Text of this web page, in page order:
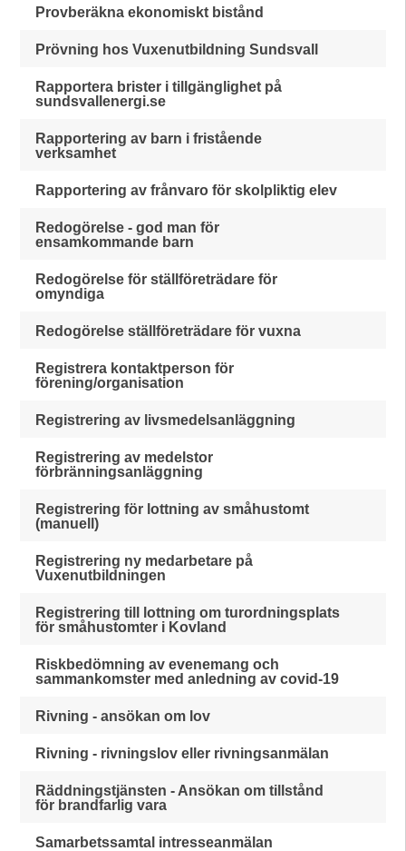
Provberäkna ekonomiskt bistånd
Prövning hos Vuxenutbildning Sundsvall
Rapportera brister i tillgänglighet på
sundsvallenergi.se
Rapportering av barn i fristående
verksamhet
Rapportering av frånvaro för skolpliktig elev
Redogörelse - god man för
ensamkommande barn
Redogörelse för ställföreträdare för
omyndiga
Redogörelse ställföreträdare för vuxna
Registrera kontaktperson för
förening/organisation
Registrering av livsmedelsanläggning
Registrering av medelstor
förbränningsanläggning
Registrering för lottning av småhustomt
(manuell)
Registrering ny medarbetare på
Vuxenutbildningen
Registrering till lottning om turordningsplats
för småhustomter i Kovland
Riskbedömning av evenemang och
sammankomster med anledning av covid-19
Rivning - ansökan om lov
Rivning - rivningslov eller rivningsanmälan
Räddningstjänsten - Ansökan om tillstånd
för brandfarlig vara
Samarbetssamtal intresseanmälan